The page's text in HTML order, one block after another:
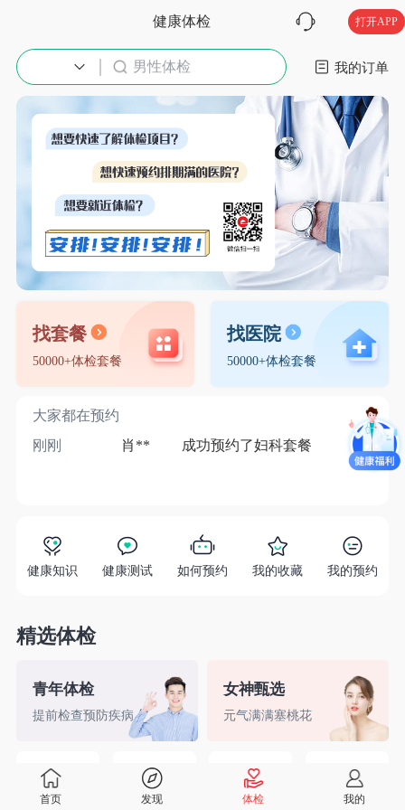
健康体检 打开APP
男性体检 入职体检 我的订单
找套餐
50000+体检套餐
找医院
50000+体检套餐
大家都在预约
刚刚
肖** 成功预约了妇科套餐 1分
健康知识 健康测试 如何预约 我的收藏 我的预约
精选体检
青年体检
提前检查预防疾病
女神甄选
元气满满塞桃花
精英白领 备孕检查 入职体检 婚前检查
首页 发现 体检 我的